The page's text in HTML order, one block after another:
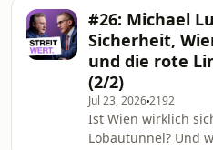
die geord
Land verlassen,
5.200 Asylanträge
es
liegt ausgerechnet
Thema Sicherheit
Innenminister arbeitet. In
Folge spricht
#26: Michael
Sicherheit,
und die rote
(2/2)
Jul 23, 20262192
Ist Wien wirklich
Lobautunnel? Und